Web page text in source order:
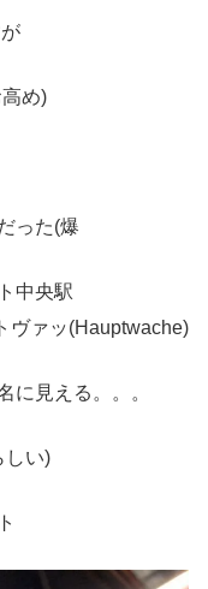
め)
った(爆
中央駅
ヴァッ(Hauptwache)
に見える。。。
しい)